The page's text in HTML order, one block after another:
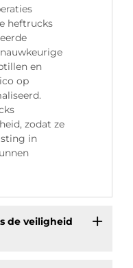
heftrucks
en
op
zodat ze
in
de veiligheid